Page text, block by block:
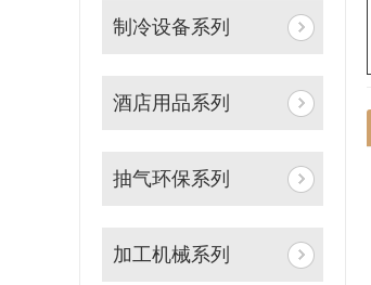
制冷设备系列
酒店用品系列
抽气环保系列
加工机械系列